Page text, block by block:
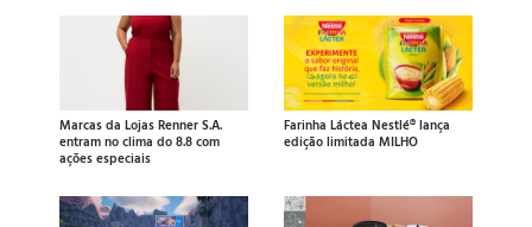
Marcas da Lojas Renner S.A.
entram no clima do 8.8 com
ações especiais
Farinha Láctea Nestlé® lança
edição limitada MILHO